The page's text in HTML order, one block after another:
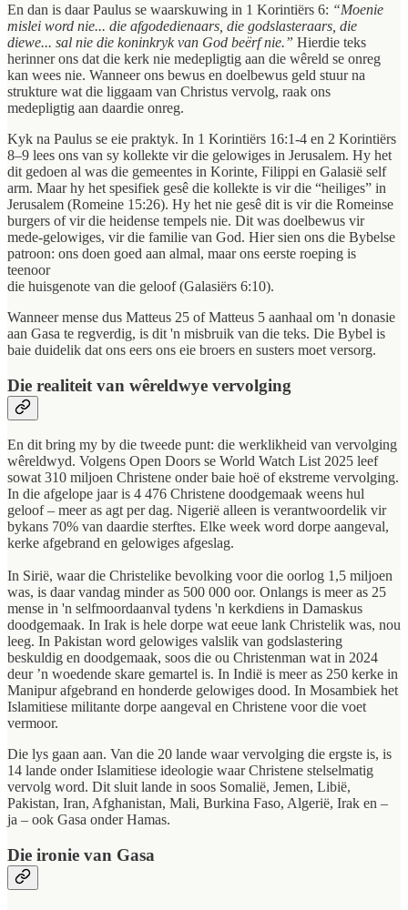
En dan is daar Paulus se waarskuwing in 1 Korintiërs 6: “Moenie
mislei word nie... die afgodedienaars, die godslasteraars, die
diewe... sal nie die koninkryk van God beërf nie.” Hierdie teks
herinner ons dat die kerk nie medepligtig aan die wêreld se onreg
kan wees nie. Wanneer ons bewus en doelbewus geld stuur na
strukture wat die liggaam van Christus vervolg, raak ons
medepligtig aan daardie onreg.
Kyk na Paulus se eie praktyk. In 1 Korintiërs 16:1-4 en 2 Korintiërs
8–9 lees ons van sy kollekte vir die gelowiges in Jerusalem. Hy het
dit gedoen al was die gemeentes in Korinte, Filippi en Galasië self
arm. Maar hy het spesifiek gesê die kollekte is vir die “heiliges” in
Jerusalem (Romeine 15:26). Hy het nie gesê dit is vir die Romeinse
burgers of vir die heidense tempels nie. Dit was doelbewus vir
mede-gelowiges, vir die familie van God. Hier sien ons die Bybelse
patroon: ons doen goed aan almal, maar ons eerste roeping is
teenoor
die huisgenote van die geloof (Galasiërs 6:10).
Wanneer mense dus Matteus 25 of Matteus 5 aanhaal om 'n donasie
aan Gasa te regverdig, is dit 'n misbruik van die teks. Die Bybel is
baie duidelik dat ons eers ons eie broers en susters moet versorg.
Die realiteit van wêreldwye vervolging
En dit bring my by die tweede punt: die werklikheid van vervolging
wêreldwyd. Volgens Open Doors se World Watch List 2025 leef
sowat 310 miljoen Christene onder baie hoë of ekstreme vervolging.
In die afgelope jaar is 4 476 Christene doodgemaak weens hul
geloof – meer as agt per dag. Nigerië alleen is verantwoordelik vir
bykans 70% van daardie sterftes. Elke week word dorpe aangeval,
kerke afgebrand en gelowiges afgeslag.
In Sirië, waar die Christelike bevolking voor die oorlog 1,5 miljoen
was, is daar vandag minder as 500 000 oor. Onlangs is meer as 25
mense in 'n selfmoordaanval tydens 'n kerkdiens in Damaskus
doodgemaak. In Irak is hele dorpe wat eeue lank Christelik was, nou
leeg. In Pakistan word gelowiges valslik van godslastering
beskuldig en doodgemaak, soos die ou Christenman wat in 2024
deur ’n woedende skare gemartel is. In Indië is meer as 250 kerke in
Manipur afgebrand en honderde gelowiges dood. In Mosambiek het
Islamitiese militante dorpe aangeval en Christene voor die voet
vermoor.
Die lys gaan aan. Van die 20 lande waar vervolging die ergste is, is
14 lande onder Islamitiese ideologie waar Christene stelselmatig
vervolg word. Dit sluit lande in soos Somalië, Jemen, Libië,
Pakistan, Iran, Afghanistan, Mali, Burkina Faso, Algerië, Irak en –
ja – ook Gasa onder Hamas.
Die ironie van Gasa